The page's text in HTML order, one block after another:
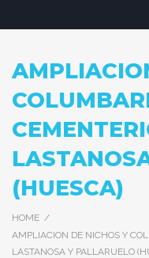
(HUESCA)
HOME /
AMPLIACION DE NICHOS Y
LASTANOSA Y PALLARUELO